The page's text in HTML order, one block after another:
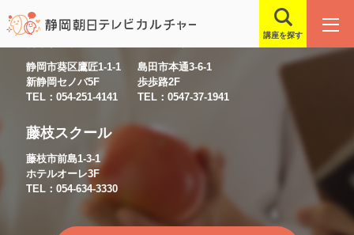
講座を探す
静岡市葵区鷹匠1-1-1
新静岡セノバ5F
TEL：054-251-4141
島田市本通3-6-1
歩歩路2F
TEL：0547-37-1941
藤枝スクール
藤枝市前島1-3-1
ホテルオーレ3F
TEL：054-634-3330